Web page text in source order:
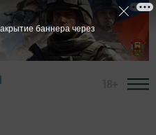
баннера через